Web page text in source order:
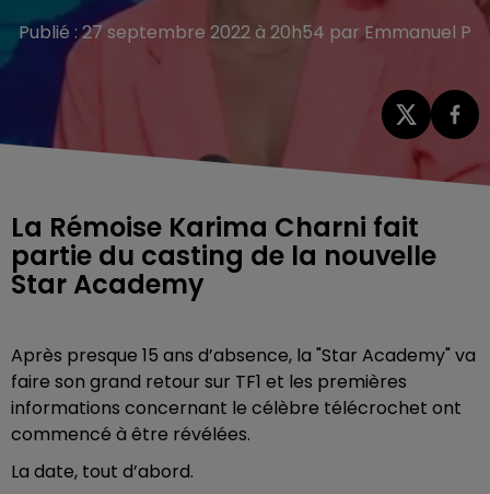
Publié : 27 septembre 2022 à 20h54 par Emmanuel P
La Rémoise Karima Charni fait
partie du casting de la nouvelle
Star Academy
Après presque 15 ans d’absence, la "Star Academy" va
faire son grand retour sur TF1 et les premières
informations concernant le célèbre télécrochet ont
commencé à être révélées.
La date, tout d’abord.